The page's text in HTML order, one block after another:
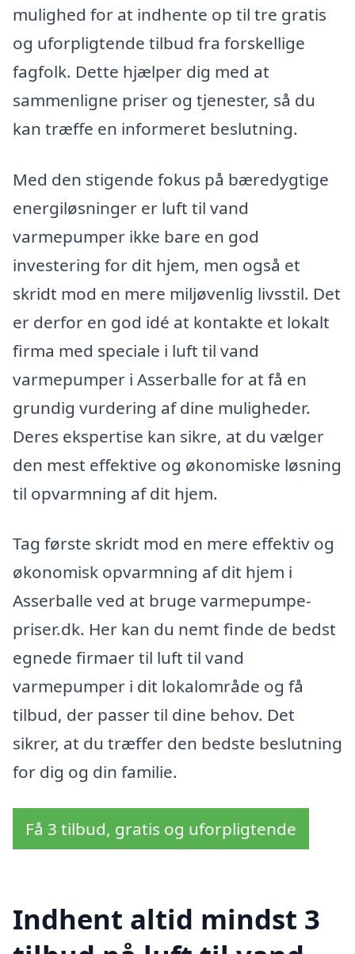
mulighed for at indhente op til tre gratis
og uforpligtende tilbud fra forskellige
fagfolk. Dette hjælper dig med at
sammenligne priser og tjenester, så du
kan træffe en informeret beslutning.
Med den stigende fokus på bæredygtige
energiløsninger er luft til vand
varmepumper ikke bare en god
investering for dit hjem, men også et
skridt mod en mere miljøvenlig livsstil. Det
er derfor en god idé at kontakte et lokalt
firma med speciale i luft til vand
varmepumper i Asserballe for at få en
grundig vurdering af dine muligheder.
Deres ekspertise kan sikre, at du vælger
den mest effektive og økonomiske løsning
til opvarmning af dit hjem.
Tag første skridt mod en mere effektiv og
økonomisk opvarmning af dit hjem i
Asserballe ved at bruge varmepumpe-
priser.dk. Her kan du nemt finde de bedst
egnede firmaer til luft til vand
varmepumper i dit lokalområde og få
tilbud, der passer til dine behov. Det
sikrer, at du træffer den bedste beslutning
for dig og din familie.
Få 3 tilbud, gratis og uforpligtende
Indhent altid mindst 3